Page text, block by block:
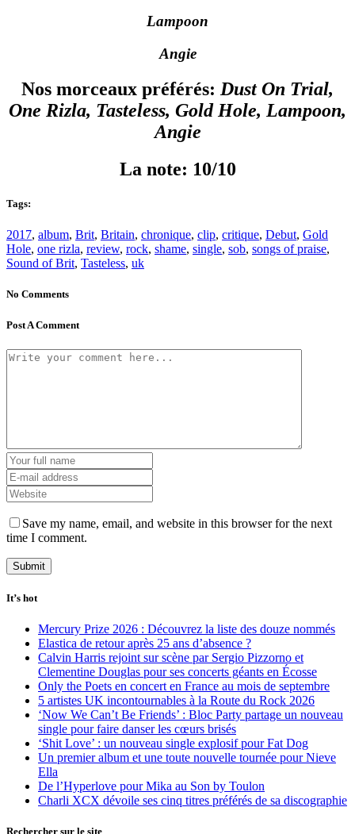
Lampoon
Angie
Nos morceaux préférés: Dust On Trial,
One Rizla, Tasteless, Gold Hole, Lampoon,
Angie
La note: 10/10
Tags:
2017, album, Brit, Britain, chronique, clip, critique, Debut, Gold
Hole, one rizla, review, rock, shame, single, sob, songs of praise,
Sound of Brit, Tasteless, uk
No Comments
Post A Comment
Save my name, email, and website in this browser for the next
time I comment.
It’s hot
Mercury Prize 2026 : Découvrez la liste des douze nommés
Elastica de retour après 25 ans d’absence ?
Calvin Harris rejoint sur scène par Sergio Pizzorno et
Clementine Douglas pour ses concerts géants en Écosse
Only the Poets en concert en France au mois de septembre
5 artistes UK incontournables à la Route du Rock 2026
‘Now We Can’t Be Friends’ : Bloc Party partage un nouveau
single pour faire danser les cœurs brisés
‘Shit Love’ : un nouveau single explosif pour Fat Dog
Un premier album et une toute nouvelle tournée pour Nieve
Ella
De l’Hyperlove pour Mika au Son by Toulon
Charli XCX dévoile ses cinq titres préférés de sa discographie
Rechercher sur le site